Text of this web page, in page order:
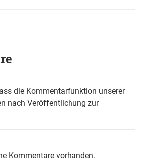
die Kommentarfunktion unserer
nach Veröffentlichung zur
Kommentare vorhanden.